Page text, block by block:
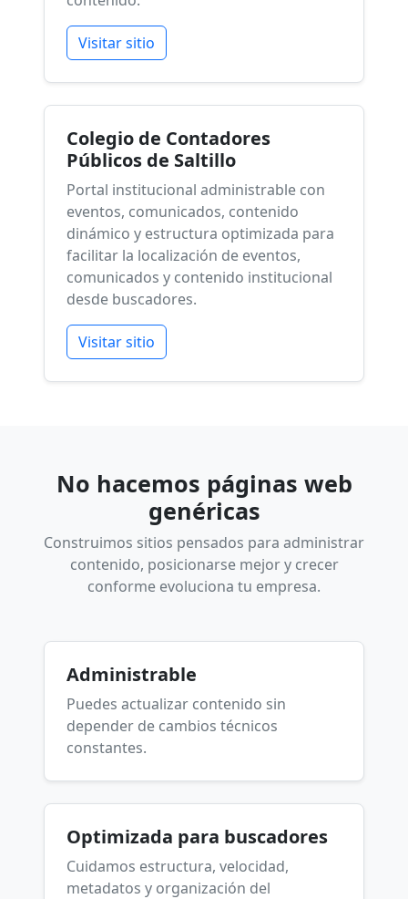
Visitar sitio
Colegio de Contadores
Públicos de Saltillo
Portal institucional administrable con
eventos, comunicados, contenido
dinámico y estructura optimizada para
facilitar la localización de eventos,
comunicados y contenido institucional
desde buscadores.
Visitar sitio
No hacemos páginas web
genéricas
Construimos sitios pensados para administrar
contenido, posicionarse mejor y crecer
conforme evoluciona tu empresa.
Administrable
Puedes actualizar contenido sin
depender de cambios técnicos
constantes.
Optimizada para buscadores
Cuidamos estructura, velocidad,
metadatos y organización del